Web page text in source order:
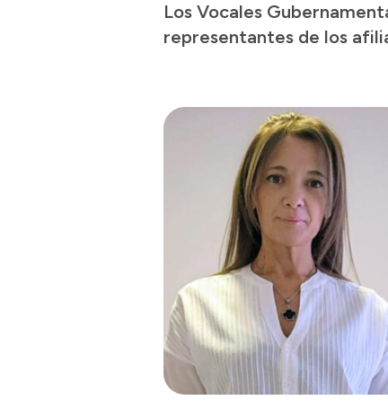
Los Vocales
representantes de los